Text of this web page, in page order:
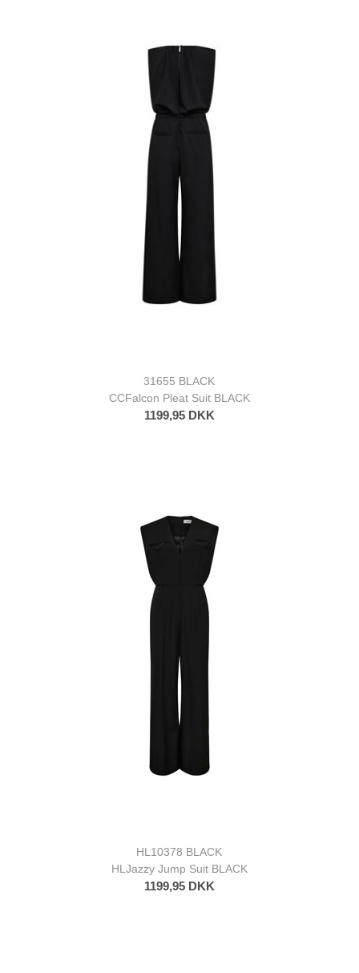
31655 BLACK
CCFalcon Pleat Suit BLACK
1199,95 DKK
HL10378 BLACK
HLJazzy Jump Suit BLACK
1199,95 DKK